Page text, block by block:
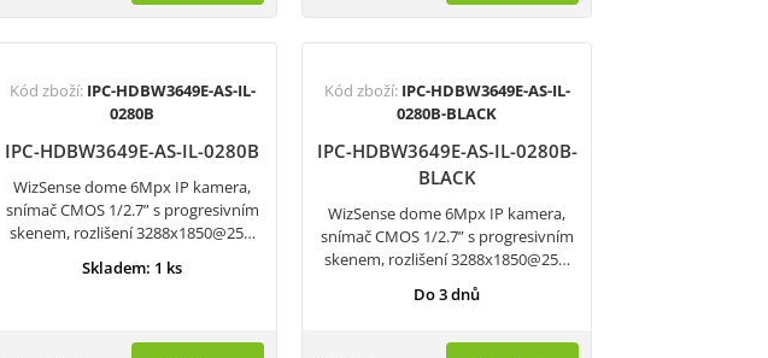
Kód zboží: IPC-HDBW3649E-AS-IL-
0280B
IPC-HDBW3649E-AS-IL-0280B
WizSense dome 6Mpx IP kamera,
snímač CMOS 1/2.7” s progresivním
skenem, rozlišení 3288x1850@25…
Skladem: 1 ks
Kód zboží: IPC-HDBW3649E-AS-IL-
0280B-BLACK
IPC-HDBW3649E-AS-IL-0280B-
BLACK
WizSense dome 6Mpx IP kamera,
snímač CMOS 1/2.7” s progresivním
skenem, rozlišení 3288x1850@25…
Do 3 dnů